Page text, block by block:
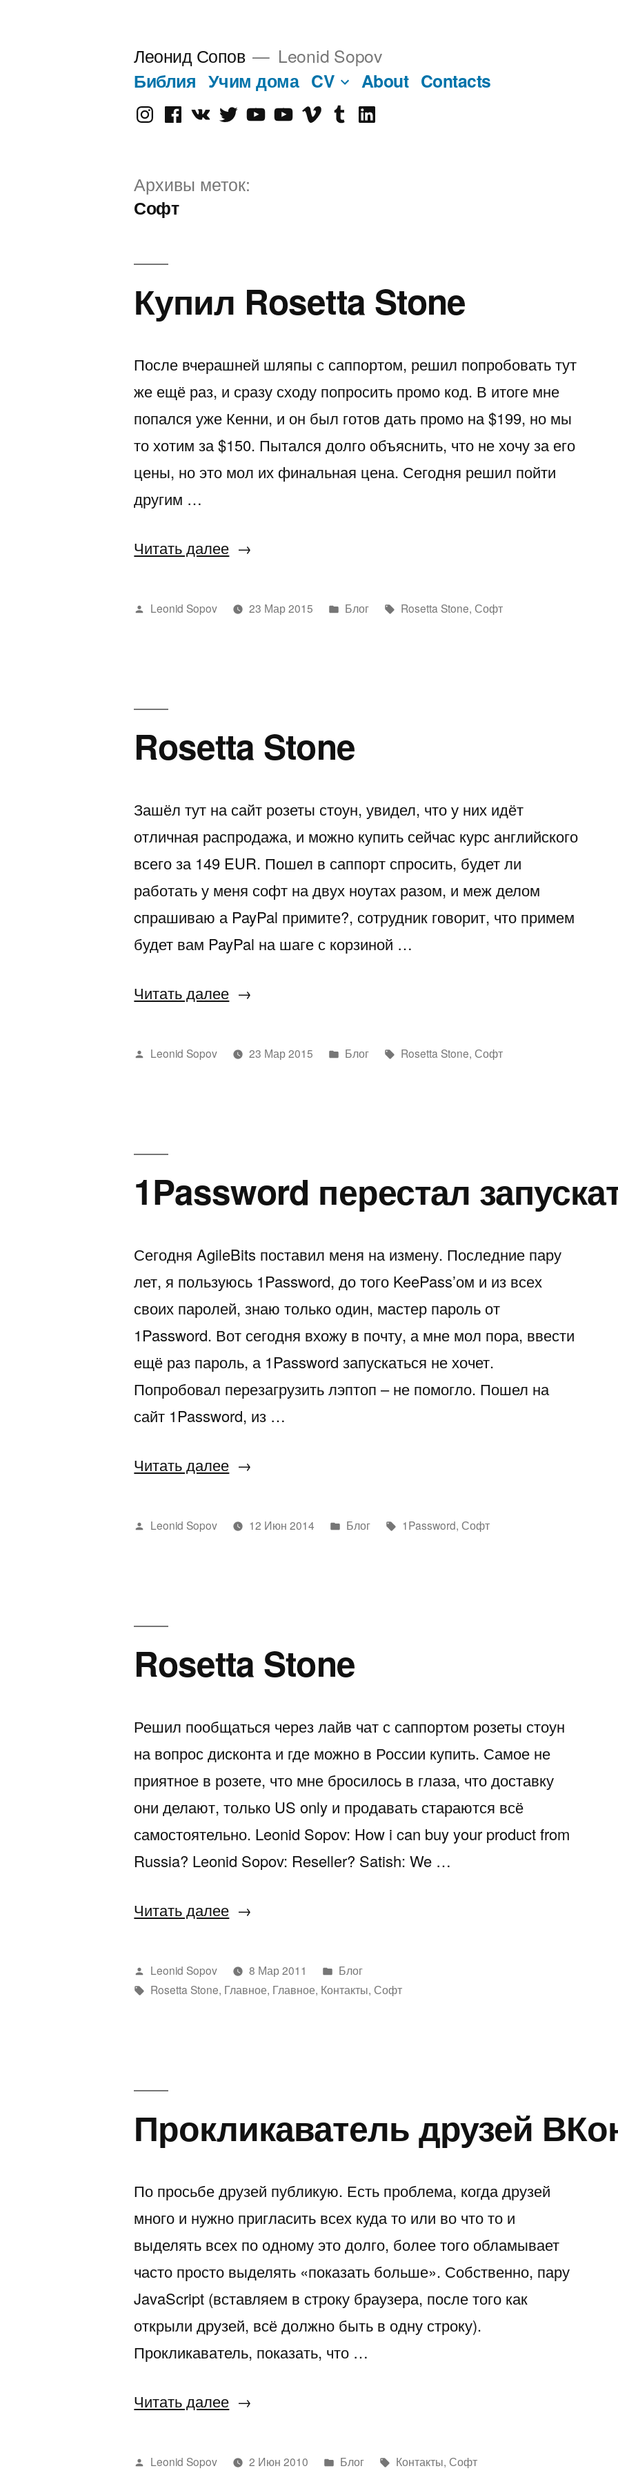
Леонид Сопов Leonid Sopov
Библия Учим дома CV About Contacts
InstagramFacebook
VK TwitterYoutube
Old Vimeotumblrlinkedin
Архивы меток:
Софт
Купил Rosetta Stone
После вчерашней шляпы с саппортом, решил попробовать тут
же ещё раз, и сразу сходу попросить промо код. В итоге мне
попался уже Кенни, и он был готов дать промо на $199, но мы
то хотим за $150. Пытался долго объяснить, что не хочу за его
цены, но это мол их финальная цена. Сегодня решил пойти
другим …
Читать далее«Купил
Stone»
Написано
Leonid Sopov 23 Мар 2015
Написано
Блог Метки:
Rosetta Stone, Софт
Rosetta Stone
Зашёл тут на сайт розеты стоун, увидел, что у них идёт
отличная распродажа, и можно купить сейчас курс английского
всего за 149 EUR. Пошел в саппорт спросить, будет ли
работать у меня софт на двух ноутах разом, и меж делом
cпрашиваю а PayPal примите?, сотрудник говорит, что примем
будет вам PayPal на шаге с корзиной …
Читать далее«Rosetta
Написано
Leonid Sopov 23 Мар 2015
Написано
Блог Метки:
Rosetta Stone, Софт
1Password перестал
Сегодня AgileBits поставил меня на измену. Последние пару
лет, я пользуюсь 1Password, до того KeePass’ом и из всех
своих паролей, знаю только один, мастер пароль от
1Password. Вот сегодня вхожу в почту, а мне мол пора, ввести
ещё раз пароль, а 1Password запускаться не хочет.
Попробовал перезагрузить лэптоп – не помогло. Пошел на
сайт 1Password, из …
Читать далее«1Password
запускаться»
Написано
Leonid Sopov 12 Июн 2014
Написано
Блог Метки:
1Password, Софт
Rosetta Stone
Решил пообщаться через лайв чат с саппортом розеты стоун
на вопрос дисконта и где можно в России купить. Самое не
приятное в розете, что мне бросилось в глаза, что доставку
они делают, только US only и продавать стараются всё
самостоятельно. Leonid Sopov: How i can buy your product from
Russia? Leonid Sopov: Reseller? Satish: We …
Читать далее«Rosetta
Написано
автором
Leonid Sopov 8 Мар 2011
Написано
в
Блог
Метки:
Rosetta Stone, Главное, Главное, Контакты, Софт
Прокликаватель друзей
По просьбе друзей публикую. Есть проблема, когда друзей
много и нужно пригласить всех куда то или во что то и
выделять всех по одному это долго, более того обламывает
часто просто выделять «показать больше». Собственно, пару
JavaScript (вставляем в строку браузера, после того как
открыли друзей, всё должно быть в одну строку).
Прокликаватель, показать, что …
Читать далее«Прокликаватель
ВКонтакте»
Написано
Leonid Sopov 2 Июн 2010
Написано
Блог Метки:
Контакты, Софт